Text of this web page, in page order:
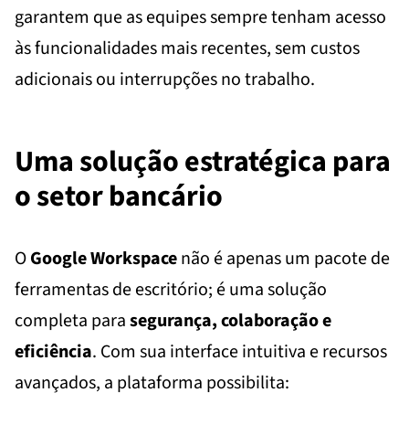
garantem que as equipes sempre tenham acesso
às funcionalidades mais recentes, sem custos
adicionais ou interrupções no trabalho.
Uma solução estratégica para
o setor bancário
OGoogle Workspacenão é apenas um pacote de
ferramentas de escritório; é uma solução
completa parasegurança, colaboração e
eficiência. Com sua interface intuitiva e recursos
avançados, a plataforma possibilita: